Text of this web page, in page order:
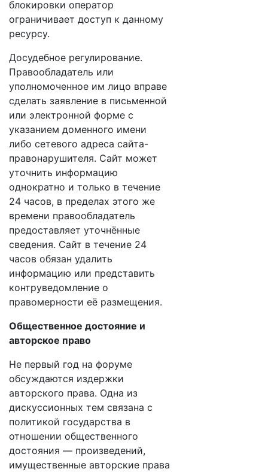
блокировки оператор
ограничивает доступ к данному
ресурсу.
Досудебное регулирование.
Правообладатель или
уполномоченное им лицо вправе
сделать заявление в письменной
или электронной форме с
указанием доменного имени
либо сетевого адреса сайта-
правонарушителя. Сайт может
уточнить информацию
однократно и только в течение
24 часов, в пределах этого же
времени правообладатель
предоставляет уточнённые
сведения. Сайт в течение 24
часов обязан удалить
информацию или представить
контруведомление о
правомерности её размещения.
Общественное достояние и
авторское право
Не первый год на форуме
обсуждаются издержки
авторского права. Одна из
дискуссионных тем связана с
политикой государства в
отношении общественного
достояния — произведений,
имущественные авторские права